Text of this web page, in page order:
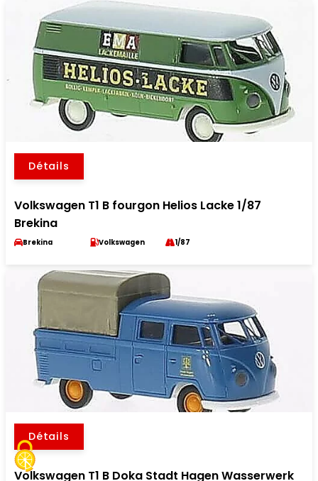
Détails
Volkswagen T1 B fourgon Helios Lacke 1/87
Brekina
Brekina Volkswagen 1/87
Détails
Volkswagen T1 B Doka Stadt Hagen Wasserwerk